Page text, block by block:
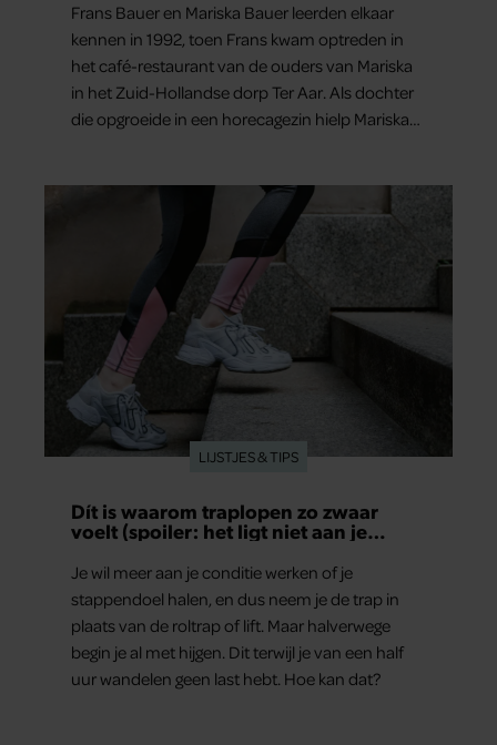
Frans Bauer en Mariska Bauer leerden elkaar
kennen in 1992, toen Frans kwam optreden in
het café-restaurant van de ouders van Mariska
in het Zuid-Hollandse dorp Ter Aar. Als dochter
die opgroeide in een horecagezin hielp Mariska
LIJSTJES & TIPS
Dít is waarom traplopen zo zwaar
voelt (spoiler: het ligt niet aan je
Je wil meer aan je conditie werken of je
stappendoel halen, en dus neem je de trap in
plaats van de roltrap of lift. Maar halverwege
begin je al met hijgen. Dit terwijl je van een half
uur wandelen geen last hebt. Hoe kan dat?